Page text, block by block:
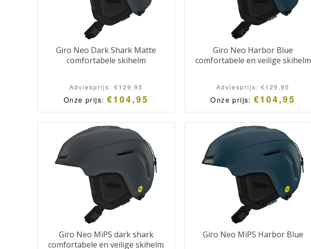
Giro Neo Dark Shark Matte
comfortabele skihelm
Adviesprijs: €129,95
Onze prijs: €104,95
Giro Neo Harbor Blue
comfortabele en veilige skihelm
Adviesprijs:€129,95
Onze prijs:€104,95
Giro Neo MiPS dark shark
comfortabele en veilige skihelm
Giro Neo MiPS Harbor Blue